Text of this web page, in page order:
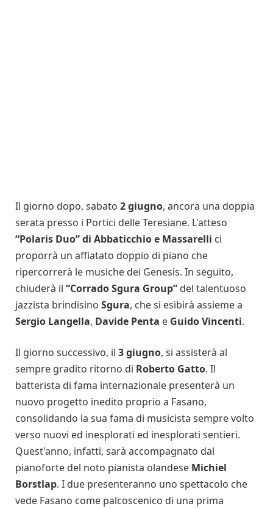
Il giorno dopo, sabato 2 giugno, ancora una doppia
serata presso i Portici delle Teresiane. L'atteso
“Polaris Duo” di Abbaticchio e Massarelli ci
proporrà un affiatato doppio di piano che
ripercorrerà le musiche dei Genesis. In seguito,
chiuderà il “Corrado Sgura Group” del talentuoso
jazzista brindisino Sgura, che si esibirà assieme a
Sergio Langella, Davide Penta e Guido Vincenti.
Il giorno successivo, il 3 giugno, si assisterà al
sempre gradito ritorno di Roberto Gatto. Il
batterista di fama internazionale presenterà un
nuovo progetto inedito proprio a Fasano,
consolidando la sua fama di musicista sempre volto
verso nuovi ed inesplorati ed inesplorati sentieri.
Quest'anno, infatti, sarà accompagnato dal
pianoforte del noto pianista olandese Michiel
Borstlap. I due presenteranno uno spettacolo che
vede Fasano come palcoscenico di una prima